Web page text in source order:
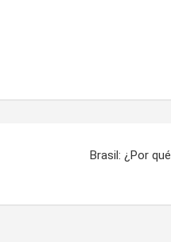
Brasil: ¿Por